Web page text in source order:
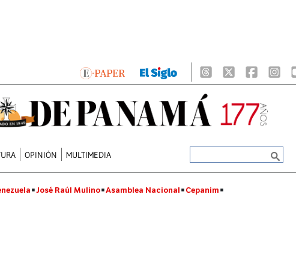
OPINIÓN MULTIMEDIA
José Raúl Mulino Asamblea Nacional Cepanim